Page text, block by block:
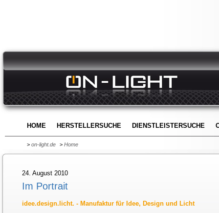
HOME HERSTELLERSUCHE DIENSTLEISTERSUCHE
> on-light.de > Home
24. August 2010
Im Portrait
idee.design.licht. - Manufaktur für Idee, Design und Licht